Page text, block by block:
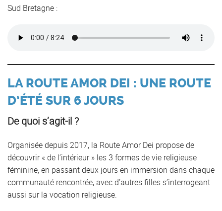
Sud Bretagne :
LA ROUTE AMOR DEI : UNE ROUTE
D’ÉTÉ SUR 6 JOURS
De quoi s’agit-il ?
Organisée depuis 2017, la Route Amor Dei propose de
découvrir « de l’intérieur » les 3 formes de vie religieuse
féminine, en passant deux jours en immersion dans chaque
communauté rencontrée, avec d’autres filles s’interrogeant
aussi sur la vocation religieuse.